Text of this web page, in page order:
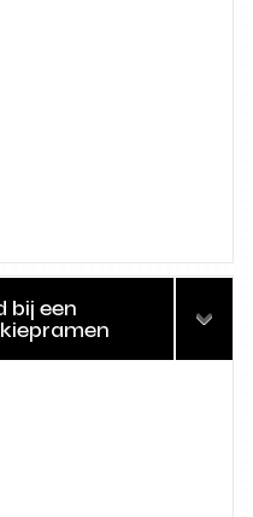
bij een